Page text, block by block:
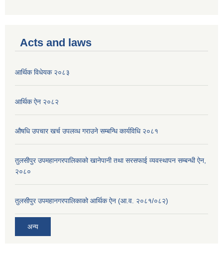
Acts and laws
आर्थिक विधेयक २०८३
आर्थिक ऐन २०८२
औषधि उपचार खर्च उपलव्ध गराउने सम्बन्धि कार्यविधि २०८१
तुलसीपुर उपमहानगरपालिकाको खानेपानी तथा सरसफाई व्यवस्थापन सम्बन्धी ऐन,
२०८०
तुलसीपुर उपमहानगरपालिकाको आर्थिक ऐन (आ.व. २०८१/०८२)
अन्य